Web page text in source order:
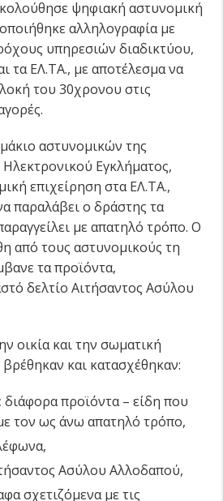
ψηφιακή αστυνομική
αλληλογραφία με
υπηρεσιών διαδικτύου,
τα ΕΛ.ΤΑ., με αποτέλεσμα να
του 30χρονου στις
αστυνομικών της
Εγκλήματος,
επιχείρηση στα ΕΛ.ΤΑ.,
παραλάβει ο δράστης τα
με απατηλό τρόπο. Ο
από τους αστυνομικούς τη
τα προϊόντα,
δελτίο Αιτήσαντος Ασύλου
οικία και την σωματική
και κατασχέθηκαν:
διάφορα προϊόντα – είδη που
τον ως άνω απατηλό τρόπο,
Ασύλου Αλλοδαπού,
σχετιζόμενα με τις